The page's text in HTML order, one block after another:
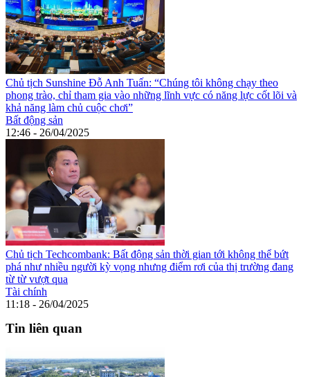
Chủ tịch Sunshine Đỗ Anh Tuấn: “Chúng tôi không chạy theo
phong trào, chỉ tham gia vào những lĩnh vực có năng lực cốt lõi và
khả năng làm chủ cuộc chơi”
Bất động sản
12:46 - 26/04/2025
Chủ tịch Techcombank: Bất động sản thời gian tới không thể bứt
phá như nhiều người kỳ vọng nhưng điểm rơi của thị trường đang
từ từ vượt qua
Tài chính
11:18 - 26/04/2025
Tin liên quan